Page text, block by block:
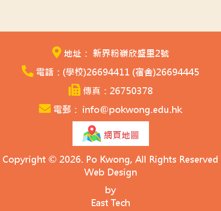
地址： 新界粉嶺欣盛里2號
電話：(學校)26694411 (宿舍)26694445
傳真：26750378
電郵： info@pokwong.edu.hk
網頁地圖
Copyright © 2026. Po Kwong, All Rights Reserved
Web Design
by
East Tech